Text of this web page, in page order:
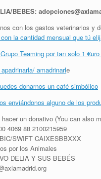
BEBES:
con los gastos veterinarios y
la cantidad mensual que tú
Teaming por tan solo 1
amadrinarle
donarnos un café simbólico
enviándonos alguno de los
un donativo (You can also
4069 88 2100215959
SWIFT CAIXESBBXXX
por los Animales
DELIA Y SUS BEBÉS